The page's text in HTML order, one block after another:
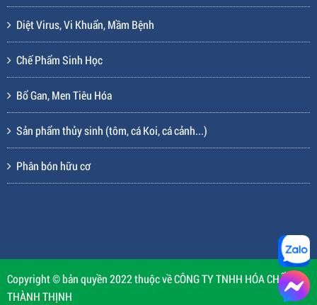
Diệt Virus, Vi Khuẩn, Mầm Bệnh
Chế Phẩm Sinh Học
Bổ Gan, Men Tiêu Hóa
Sản phẩm thủy sinh (tôm, cá Koi, cá cảnh...)
Phân bón hữu cơ
Copyright © bản quyền 2022 thuộc về CÔNG TY TNHH HÓA CHẤT
THÀNH THỊNH